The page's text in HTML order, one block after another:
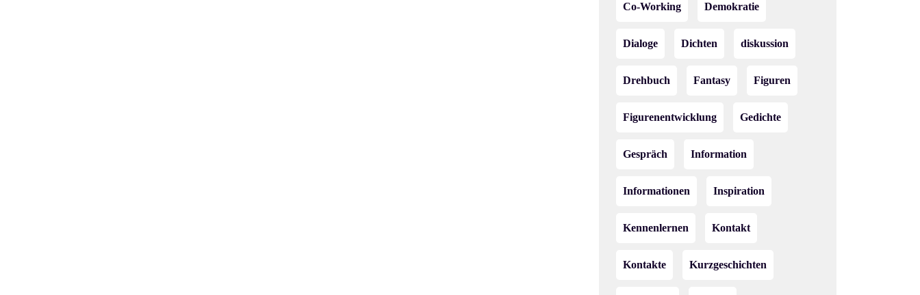
Co-Working Demokratie
Dialoge Dichten diskussion
Drehbuch Fantasy Figuren
Figurenentwicklung Gedichte
Gespräch Information
Informationen Inspiration
Kennenlernen Kontakt
Kontakte Kurzgeschichten